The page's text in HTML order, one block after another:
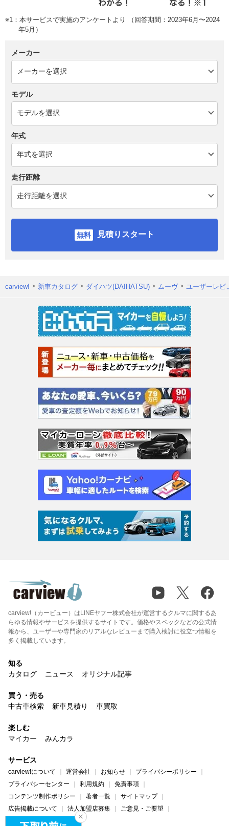
※1：本サービスで実施のアンケートより （回答期間：2023年6月〜2024
年5月）
メーカー
モデル
年式
走行距離
見積りスタート
carview! 新車カタログ ダイハツ(DAIHATSU) ムーヴ ユーザーレビ
carview!（カービュー）はLINEヤフー株式会社が運営するクルマに関するあ
らゆる情報やサービスを提供するサイトです。価格やスペックなどの公式情
報から、ユーザーや専門家のリアルなレビューまで購入検討に役立つ情報を
多く掲載しています。
知る
カタログ
ニュース オリジナル記事
買う・売る
中古車検索
新車見積り 車買取
楽しむ
マイカー
みんカラ
サービス
carview!について 運営会社 お知らせ
プライバシーポリシー
プライバシーセンター
利用規約
免責事項
コンテンツ制作ポリシー
著者一覧
サイトマップ
広告掲載について
法人加盟店募集
ご意見・ご要望
ヘルプ・お問い合わせ